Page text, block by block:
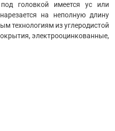
головкой имеется ус или
на неполную длину
технологиям из углеродистой
электрооцинкованные,